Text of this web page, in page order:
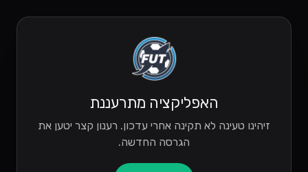
האפליקציה מתרעננת
זיהינו טעינה לא תקינה אחרי עדכון. רענון קצר יטען את
הגרסה החדשה.